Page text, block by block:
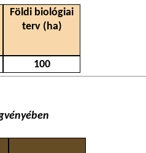
Földi biológiai
terv (ha)
100